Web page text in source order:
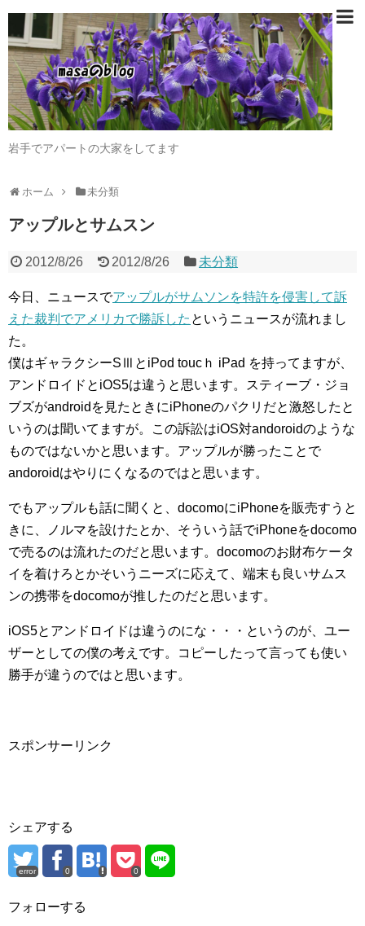
岩手でアパートの大家をしてます
ホーム 未分類
アップルとサムスン
2012/8/26 2012/8/26 未分類
今日、ニュースでアップルがサムソンを特許を侵害して訴
えた裁判でアメリカで勝訴した というニュースが流れまし
た。
僕はギャラクシーSⅢとiPod toucｈ iPad を持ってますが、
アンドロイドとiOS5は違うと思います。スティーブ・ジョ
ブズがandroidを見たときにiPhoneのパクリだと激怒したと
いうのは聞いてますが。この訴訟はiOS対andoroidのような
ものではないかと思います。アップルが勝ったことで
andoroidはやりにくなるのではと思います。
でもアップルも話に聞くと、docomoにiPhoneを販売すうと
きに、ノルマを設けたとか、そういう話でiPhoneをdocomo
で売るのは流れたのだと思います。docomoのお財布ケータ
イを着けろとかそいうニーズに応えて、端末も良いサムス
ンの携帯をdocomoが推したのだと思います。
iOS5とアンドロイドは違うのにな・・・というのが、ユー
ザーとしての僕の考えです。コピーしたって言っても使い
勝手が違うのではと思います。
スポンサーリンク
シェアする
error 0 0
フォローする